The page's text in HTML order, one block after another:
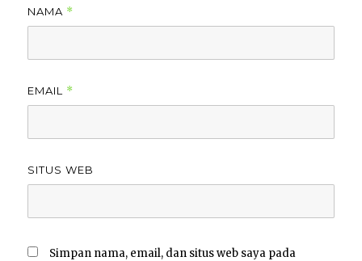
NAMA *
EMAIL *
SITUS WEB
Simpan nama, email, dan situs web saya pada